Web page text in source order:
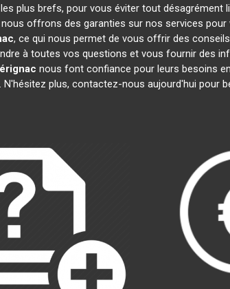
plus brefs, pour vous éviter tout désagrément
offrons des garanties sur nos services pour
, ce qui nous permet de vous offrir des
à toutes vos questions et vous fournir des
nous font confiance pour leurs besoins en
plus, contactez-nous aujourd'hui pour